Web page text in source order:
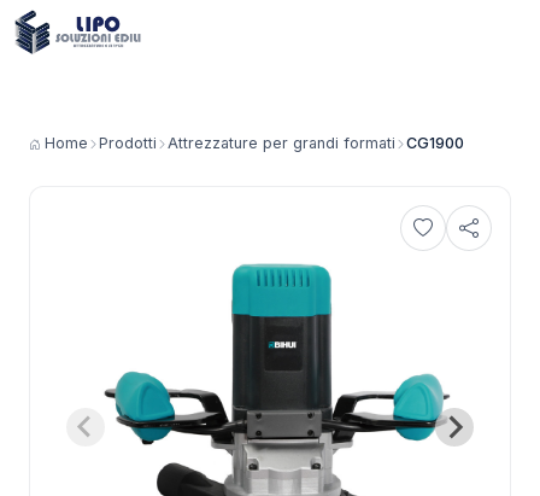
Home Prodotti Attrezzature per grandi formati CG1900